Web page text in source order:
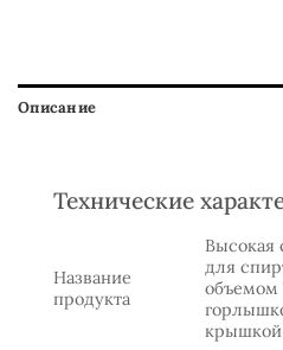
Описание
Технические
Название
продукта
Высокая
для
объемом
крышкой